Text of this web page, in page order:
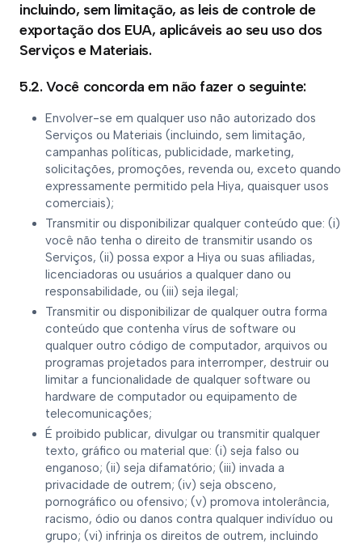
incluindo, sem limitação, as leis de controle de
exportação dos EUA, aplicáveis ao seu uso dos
Serviços e Materiais.
5.2. Você concorda em não fazer o seguinte:
Envolver-se em qualquer uso não autorizado dos
Serviços ou Materiais (incluindo, sem limitação,
campanhas políticas, publicidade, marketing,
solicitações, promoções, revenda ou, exceto quando
expressamente permitido pela Hiya, quaisquer usos
comerciais);
Transmitir ou disponibilizar qualquer conteúdo que: (i)
você não tenha o direito de transmitir usando os
Serviços, (ii) possa expor a Hiya ou suas afiliadas,
licenciadoras ou usuários a qualquer dano ou
responsabilidade, ou (iii) seja ilegal;
Transmitir ou disponibilizar de qualquer outra forma
conteúdo que contenha vírus de software ou
qualquer outro código de computador, arquivos ou
programas projetados para interromper, destruir ou
limitar a funcionalidade de qualquer software ou
hardware de computador ou equipamento de
telecomunicações;
É proibido publicar, divulgar ou transmitir qualquer
texto, gráfico ou material que: (i) seja falso ou
enganoso; (ii) seja difamatório; (iii) invada a
privacidade de outrem; (iv) seja obsceno,
pornográfico ou ofensivo; (v) promova intolerância,
racismo, ódio ou danos contra qualquer indivíduo ou
grupo; (vi) infrinja os direitos de outrem, incluindo